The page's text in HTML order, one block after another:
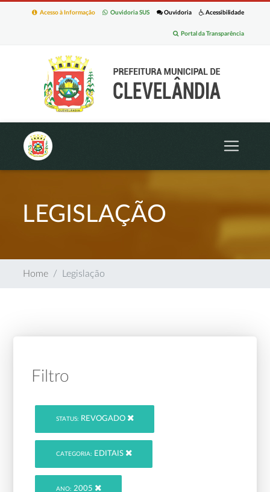
Acessibilidade
Ouvidoria
Ouvidoria SUS
Acesso à Informação
Portal da Transparência
LEGISLAÇÃO
Home Legislação
Filtro
STATUS: REVOGADO
CATEGORIA: EDITAIS
ANO: 2005